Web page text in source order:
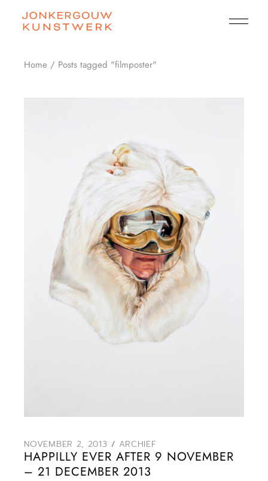
content
Home Posts tagged "filmposter"
NOVEMBER 2, 2013 ARCHIEF
HAPPILLY EVER AFTER 9 NOVEMBER
– 21 DECEMBER 2013